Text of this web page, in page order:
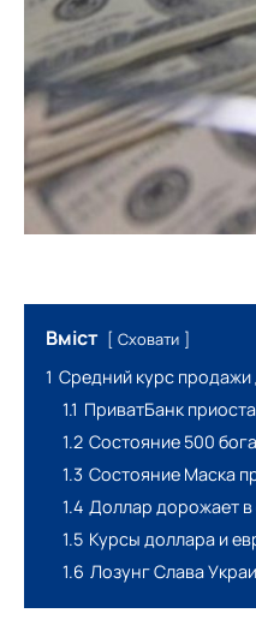
Вміст Сховати
1 Средний курс продажи
1.1 ПриватБанк
1.2 Состояние 500
1.3 Состояние Маска
1.4 Доллар дорожает
1.5 Курсы доллара и
1.6 Лозунг Слава